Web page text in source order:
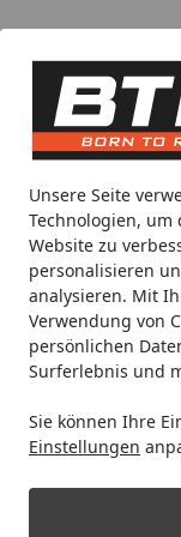
Unsere Seite
Technologien,
Website zu
personalisieren
analysieren. Mit
Verwendung von
persönlichen
Surferlebnis und
Sie können Ihre
Einstellungen
Alle Produkte
Mein Konto
Suchen
Spare bis zu
Startseite
Motorradteile &
ABS
KAWASAKI